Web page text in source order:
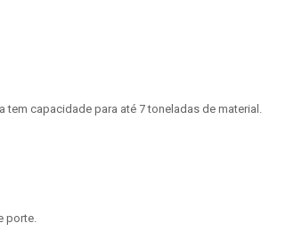
tem capacidade para até 7 toneladas de material.
porte.